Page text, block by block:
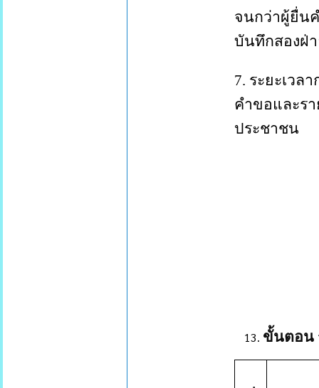
จนกว่าผู้ยื่น
บันทึกสองฝ่
7. ระยะเวล
คำขอและร
ประชาชน
ขั้นตอน